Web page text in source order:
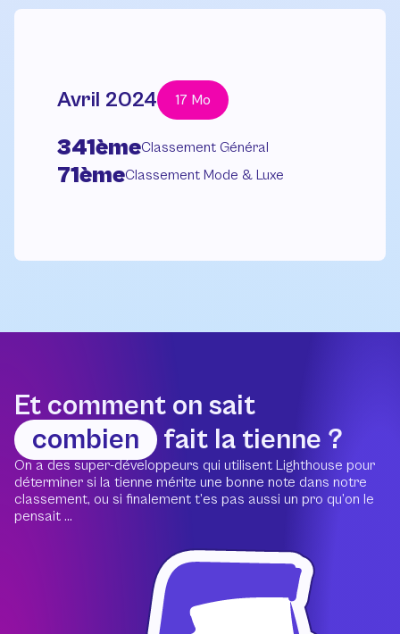
Avril 2024 17 Mo
341èmeClassement Général
71èmeClassement Mode & Luxe
Et comment on sait
combien
fait la tienne ?
On a des super-développeurs qui utilisent Lighthouse pour
déterminer si la tienne mérite une bonne note dans notre
classement, ou si finalement t’es pas aussi un pro qu’on le
pensait ...